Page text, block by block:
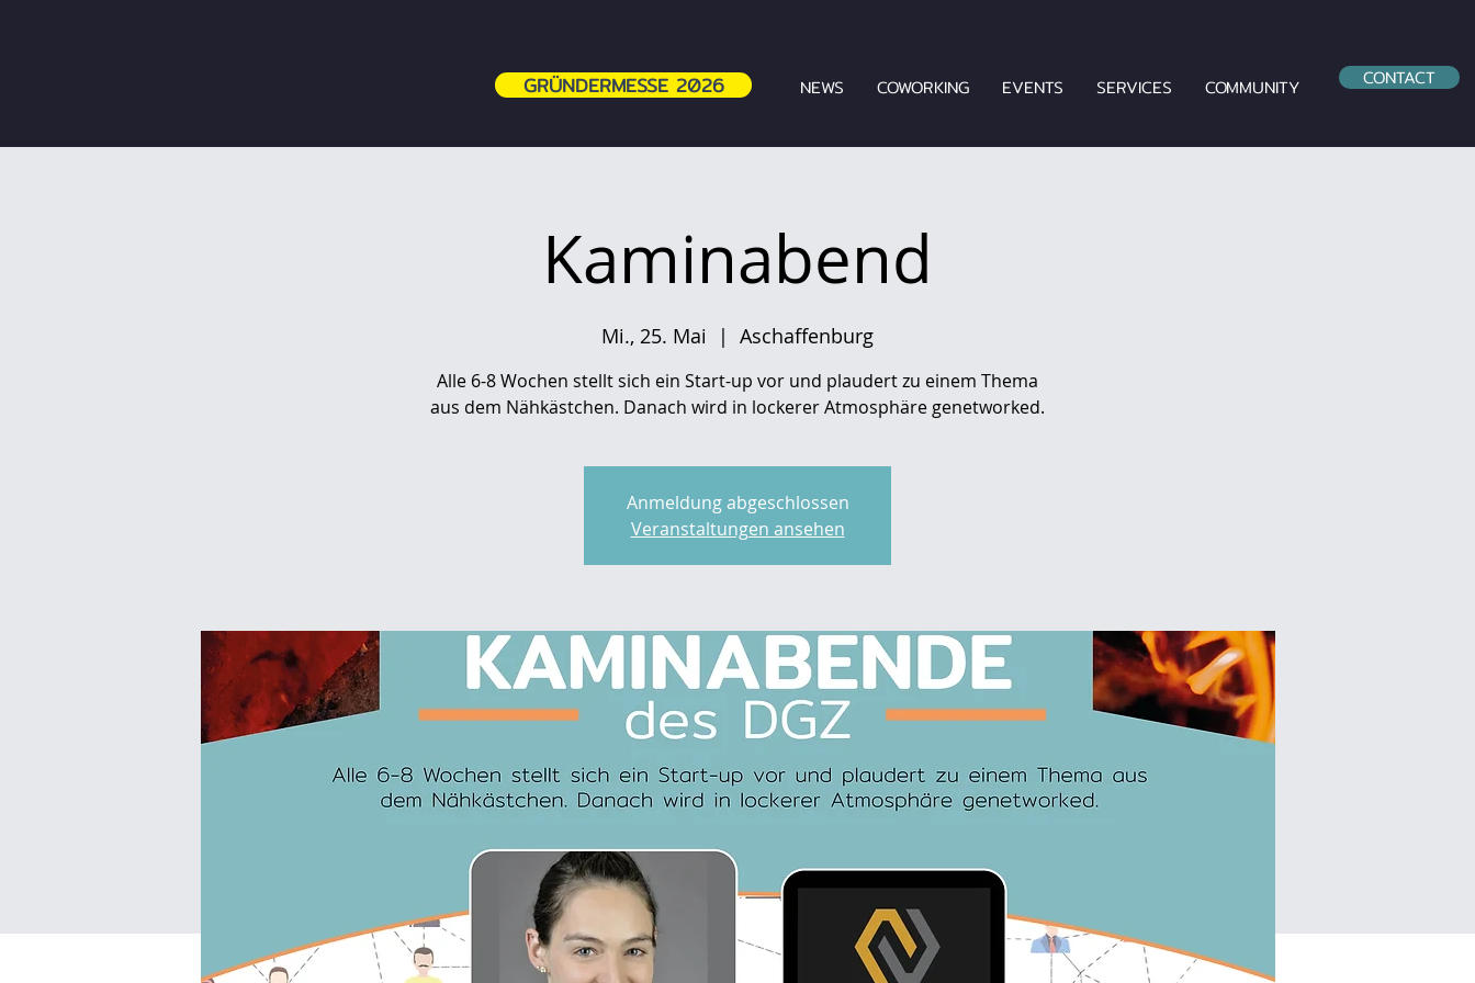
NEWS COWORKING EVENTS SERVICES COMMUNITY CONTACT
GRÜNDERMESSE 2026
Kaminabend
Mi., 25. Mai
  |
Aschaffenburg
Alle 6-8 Wochen stellt sich ein Start-up vor und plaudert zu einem Thema
aus dem Nähkästchen. Danach wird in lockerer Atmosphäre genetworked.
Anmeldung abgeschlossen
Veranstaltungen ansehen